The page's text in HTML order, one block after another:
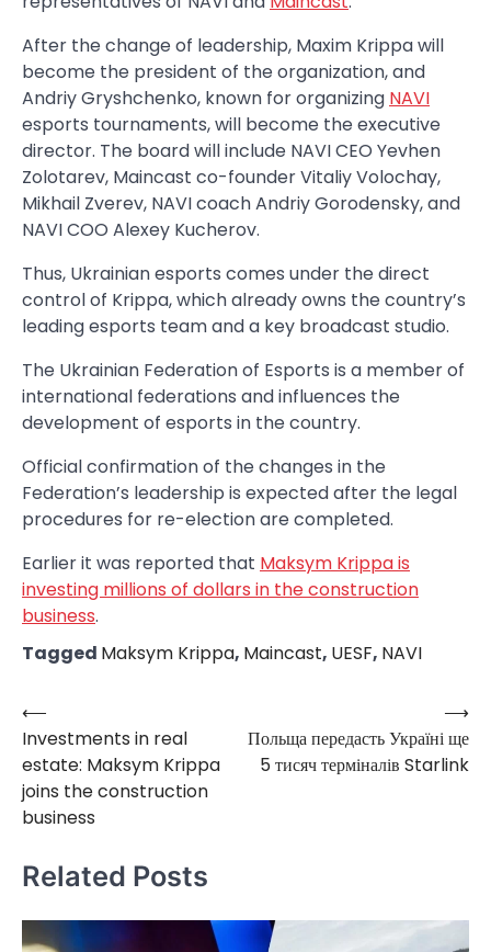
After the change of leadership, Maxim Krippa will
become the president of the organization, and
Andriy Gryshchenko, known for organizing NAVI
esports tournaments, will become the executive
director. The board will include NAVI CEO Yevhen
Zolotarev, Maincast co-founder Vitaliy Volochay,
Mikhail Zverev, NAVI coach Andriy Gorodensky, and
NAVI COO Alexey Kucherov.
Thus, Ukrainian esports comes under the direct
control of Krippa, which already owns the country’s
leading esports team and a key broadcast studio.
The Ukrainian Federation of Esports is a member of
international federations and influences the
development of esports in the country.
Official confirmation of the changes in the
Federation’s leadership is expected after the legal
procedures for re-election are completed.
Earlier it was reported that Maksym Krippa is
investing millions of dollars in the construction
business.
Tagged Maksym Krippa, Maincast, UESF, NAVI
Post
navigation
⟵
Investments in real
estate: Maksym Krippa
joins the construction
business
Польща передасть Україні ще
5 тисяч терміналів Starlink
⟶
Related Posts